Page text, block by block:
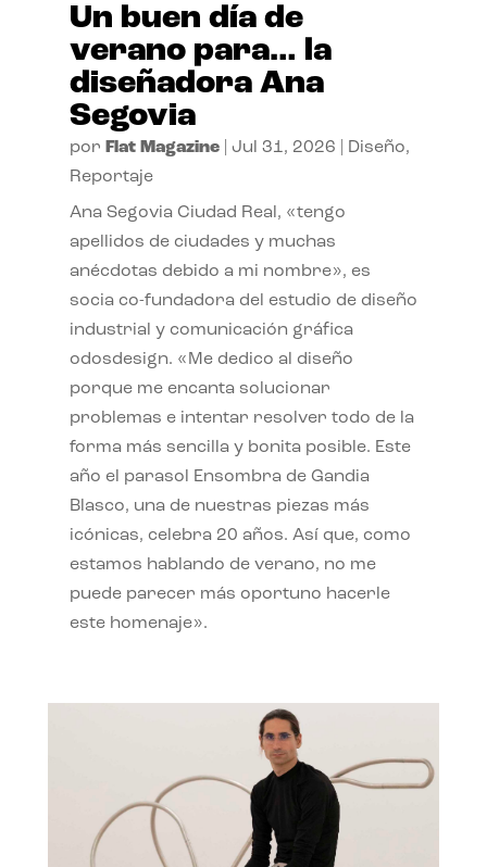
Un buen día de
verano para… la
diseñadora Ana
Segovia
por Flat Magazine| Jul 31, 2026 Diseño,
Reportaje
Ana Segovia Ciudad Real, «tengo
apellidos de ciudades y muchas
anécdotas debido a mi nombre», es
socia co-fundadora del estudio de diseño
industrial y comunicación gráfica
odosdesign. «Me dedico al diseño
porque me encanta solucionar
problemas e intentar resolver todo de la
forma más sencilla y bonita posible. Este
año el parasol Ensombra de Gandia
Blasco, una de nuestras piezas más
icónicas, celebra 20 años. Así que, como
estamos hablando de verano, no me
puede parecer más oportuno hacerle
este homenaje».